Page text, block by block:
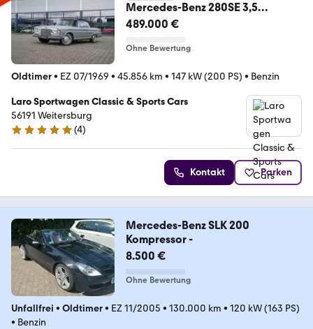
Mercedes-Benz 280SE 3,5
Cabriolet / Nr. 1 ab Werk
489.000 €
Ohne Bewertung
Oldtimer• EZ 07/1969 • 45.856 km • 147 kW (200 PS) • Benzin
Laro Sportwagen Classic & Sports Cars
56191 Weitersburg
5 Sterne
(4)
Kontakt Parken
Mercedes-Benz SLK 200
Kompressor -
8.500 €
Ohne Bewertung
Unfallfrei • Oldtimer• EZ 11/2005 • 130.000 km • 120 kW (163 PS)
• Benzin